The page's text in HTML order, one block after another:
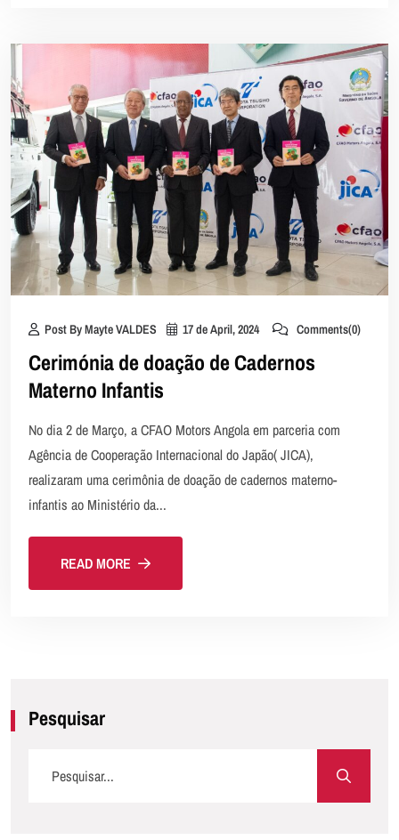
Post By Mayte VALDES 17 de April, 2024 Comments(0)
Cerimónia de doação de Cadernos
Materno Infantis
No dia 2 de Março, a CFAO Motors Angola em parceria com
Agência de Cooperação Internacional do Japão( JICA),
realizaram uma cerimônia de doação de cadernos materno-
infantis ao Ministério da...
READ MORE
Pesquisar